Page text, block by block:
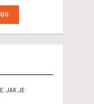
JAK JE